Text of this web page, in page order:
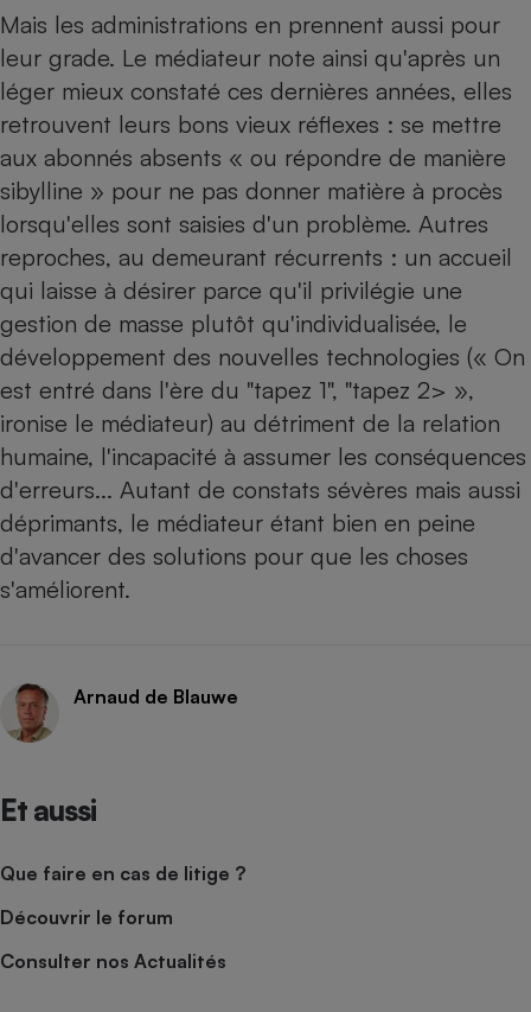
Mais les administrations en prennent aussi pour
leur grade. Le médiateur note ainsi qu'après un
léger mieux constaté ces dernières années, elles
retrouvent leurs bons vieux réflexes : se mettre
aux abonnés absents « ou répondre de manière
sibylline » pour ne pas donner matière à procès
lorsqu'elles sont saisies d'un problème. Autres
reproches, au demeurant récurrents : un accueil
qui laisse à désirer parce qu'il privilégie une
gestion de masse plutôt qu'individualisée, le
développement des nouvelles technologies (« On
est entré dans l'ère du "tapez 1", "tapez 2> »,
ironise le médiateur) au détriment de la relation
humaine, l'incapacité à assumer les conséquences
d'erreurs... Autant de constats sévères mais aussi
déprimants, le médiateur étant bien en peine
d'avancer des solutions pour que les choses
s'améliorent.
Arnaud de Blauwe
Et aussi
Que faire en cas de litige ?
Découvrir le forum
Consulter nos Actualités